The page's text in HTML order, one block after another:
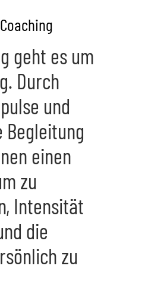
geht es um
Durch
und
einen
zu
Intensität
die
zu